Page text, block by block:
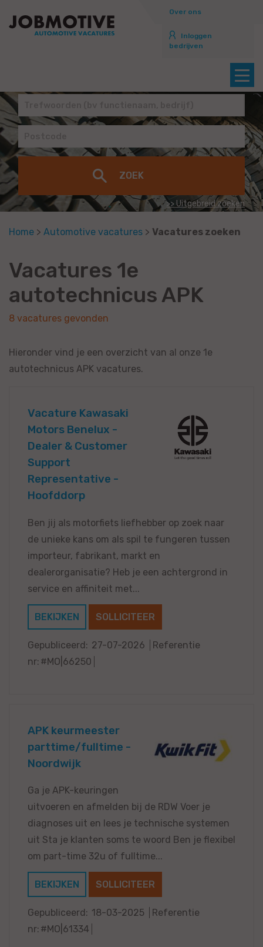
Over ons
Inloggen
bedrijven
>> Uitgebreid zoeken
Home > Automotive vacatures > Vacatures zoeken
Vacatures 1e
autotechnicus APK
8 vacatures gevonden
Hieronder vind je een overzicht van al onze 1e
autotechnicus APK vacatures.
Vacature Kawasaki
Motors Benelux -
Dealer & Customer
Support
Representative -
Hoofddorp
Ben jij als motorfiets liefhebber op zoek naar
de unieke kans om als spil te fungeren tussen
importeur, fabrikant, markt en
dealerorganisatie? Heb je een achtergrond in
service en affiniteit met...
BEKIJKEN SOLLICITEER
Gepubliceerd: 27-07-2026
Referentie
nr: #MO|66250
APK keurmeester
parttime/fulltime -
Noordwijk
Ga je APK-keuringen
uitvoeren en afmelden bij de RDW Voer je
diagnoses uit en lees je technische systemen
uit Sta je klanten soms te woord Ben je flexibel
om part-time 32u of fulltime...
BEKIJKEN SOLLICITEER
Gepubliceerd: 18-03-2025
Referentie
nr: #MO|61334